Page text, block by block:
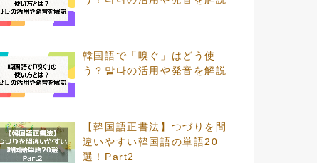
韓国語で「嗅ぐ」はどう使
う？맡다の活用や発音を解説
【韓国語正書法】つづりを間
違いやすい韓国語の単語20
選！Part2